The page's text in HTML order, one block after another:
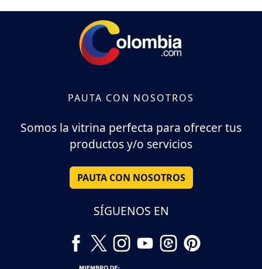
PAUTA CON NOSOTROS
Somos la vitrina perfecta para ofrecer tus
productos y/o servicios
PAUTA CON NOSOTROS
SÍGUENOS EN